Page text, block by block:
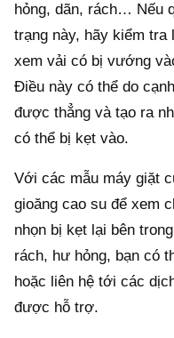
hỏng, dãn, rách… Nếu
trạng này, hãy kiểm tra
xem vải có bị vướng
Điều này có thể do
được thẳng và tạo ra
có thể bị kẹt vào.
Với các mẫu máy giặt
gioăng cao su để xem
nhọn bị kẹt lại bên
rách, hư hỏng, bạn có
hoặc liên hệ tới các
được hỗ trợ.